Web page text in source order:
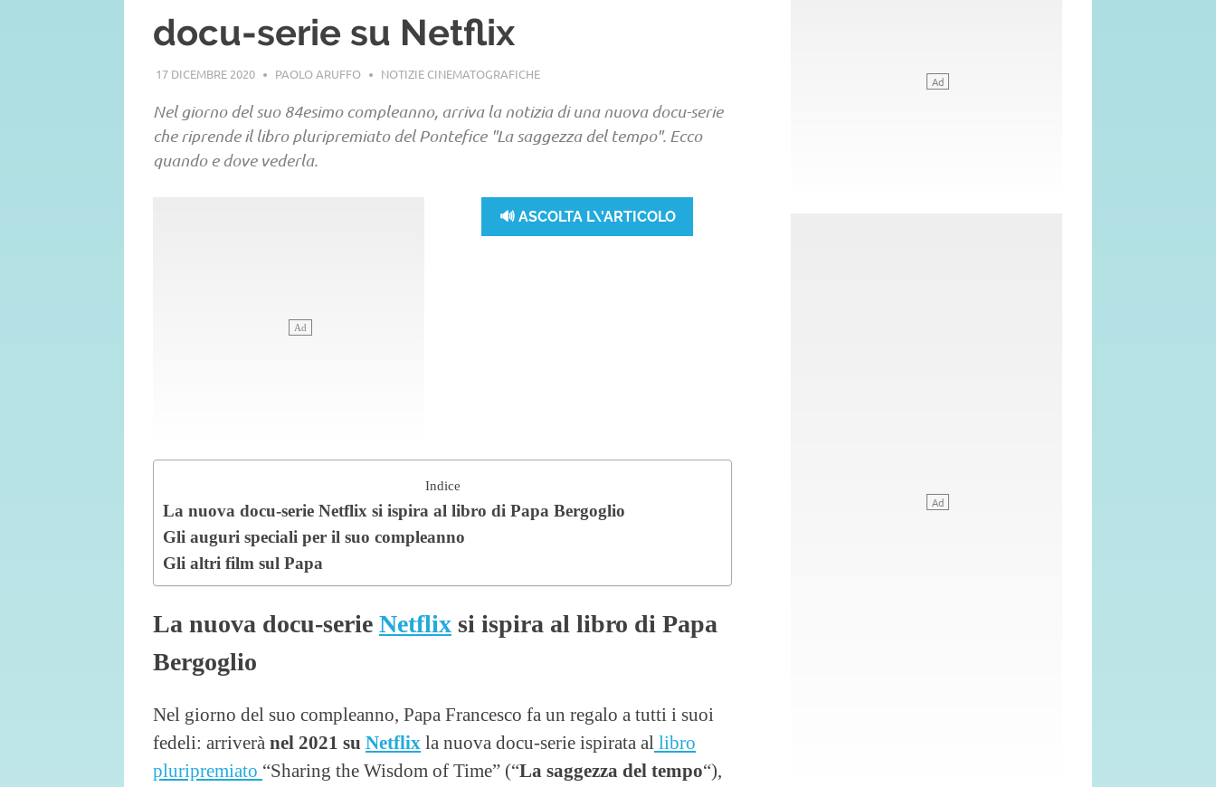
docu-serie su Netflix
17 DICEMBRE 2020 PAOLO ARUFFO NOTIZIE CINEMATOGRAFICHE
Nel giorno del suo 84esimo compleanno, arriva la notizia di una nuova docu-serie
che riprende il libro pluripremiato del Pontefice "La saggezza del tempo". Ecco
quando e dove vederla.
🔊 ASCOLTA L\'ARTICOLO
Indice
La nuova docu-serie Netflix si ispira al libro di Papa Bergoglio
Gli auguri speciali per il suo compleanno
Gli altri film sul Papa
La nuova docu-serie Netflix si ispira al libro di Papa
Bergoglio
Nel giorno del suo compleanno, Papa Francesco fa un regalo a tutti i suoi
fedeli: arriverà nel 2021 su Netflix la nuova docu-serie ispirata al libro
pluripremiato “Sharing the Wisdom of Time” (“La saggezza del tempo“),